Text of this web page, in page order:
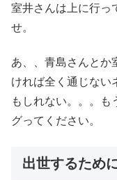
室井さんは上に行っ
せ。
あ、、青島さんとか
ければ全く通じない
もしれない。。。も
グってください。
出世するため